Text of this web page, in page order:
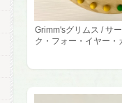
Grimm'sグリムス / サ
ク・フォー・イヤー・